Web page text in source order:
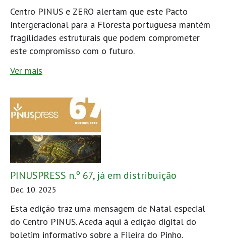
Centro PINUS e ZERO alertam que este Pacto
Intergeracional para a Floresta portuguesa mantém
fragilidades estruturais que podem comprometer
este compromisso com o futuro.
Ver mais
PINUSPRESS n.º 67, já em distribuição
Dec. 10. 2025
Esta edição traz uma mensagem de Natal especial
do Centro PINUS. Aceda aqui à edição digital do
boletim informativo sobre a Fileira do Pinho.